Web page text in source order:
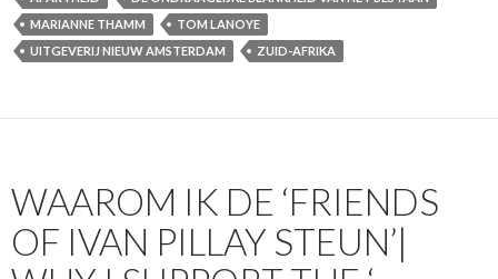
MARIANNE THAMM
TOM LANOYE
UITGEVERIJ NIEUW AMSTERDAM
ZUID-AFRIKA
WAAROM IK DE ‘FRIENDS
OF IVAN PILLAY STEUN’|